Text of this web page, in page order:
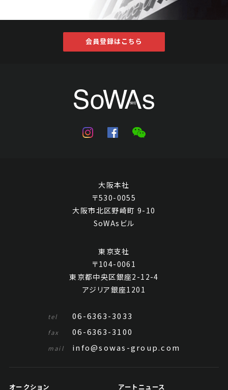
2022/07/07
JPY 10,000 - 30,000
王傑 行書《王良輔百首宮同序》
2021/03/30
JPY 180,000 - 600,000
公開終了
会員登録はこちら
大阪本社
〒530-0055
大阪市北区野崎町 9-10
SoWAsビル
東京支社
〒104-0061
東京都中央区銀座2-12-4
アジリア銀座1201
tel 06-6363-3033
fax 06-6363-3100
mail info@sowas-group.com
オークション アートニュース